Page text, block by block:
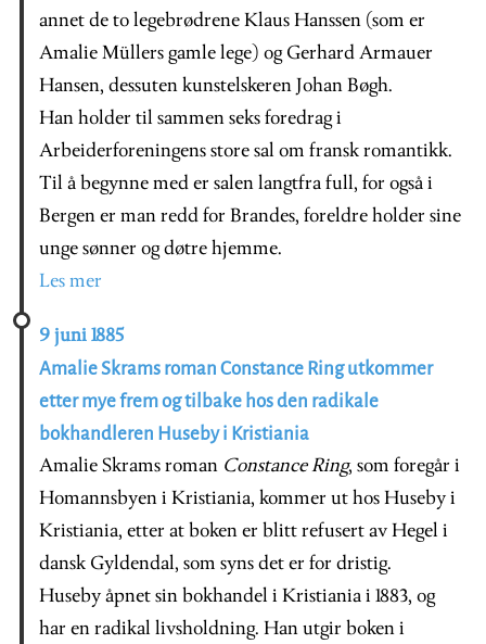
annet de to legebrødrene Klaus Hanssen (som er
Amalie Müllers gamle lege) og Gerhard Armauer
Hansen, dessuten kunstelskeren Johan Bøgh.
Han holder til sammen seks foredrag i
Arbeiderforeningens store sal om fransk romantikk.
Til å begynne med er salen langtfra full, for også i
Bergen er man redd for Brandes, foreldre holder sine
unge sønner og døtre hjemme.
Les mer
9 juni 1885
Amalie Skrams roman Constance Ring utkommer
etter mye frem og tilbake hos den radikale
bokhandleren Huseby i Kristiania
Amalie Skrams roman Constance Ring, som foregår i
Homannsbyen i Kristiania, kommer ut hos Huseby i
Kristiania, etter at boken er blitt refusert av Hegel i
dansk Gyldendal, som syns det er for dristig.
Huseby åpnet sin bokhandel i Kristiania i 1883, og
har en radikal livsholdning. Han utgir boken i